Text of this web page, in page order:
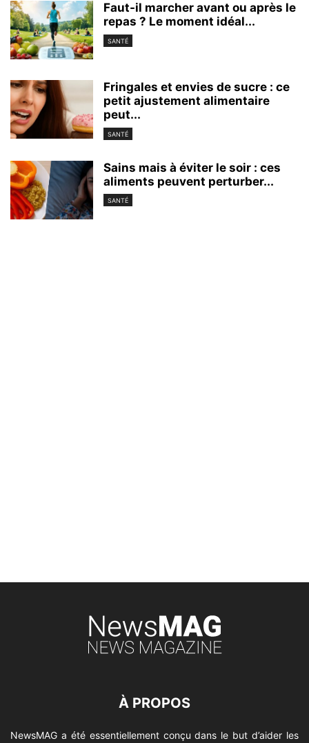
Faut-il marcher avant ou après le
repas ? Le moment idéal...
SANTÉ
Fringales et envies de sucre : ce
petit ajustement alimentaire
peut...
SANTÉ
Sains mais à éviter le soir : ces
aliments peuvent perturber...
SANTÉ
À PROPOS
NewsMAG a été essentiellement conçu dans le but d’aider les